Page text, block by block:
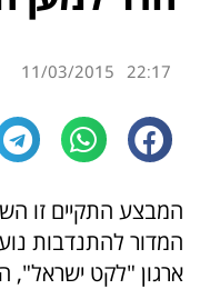
22:17
11/03/2015
המבצע התקיים זו
המדור להתנדבות
ארגון "לקט ישראל",